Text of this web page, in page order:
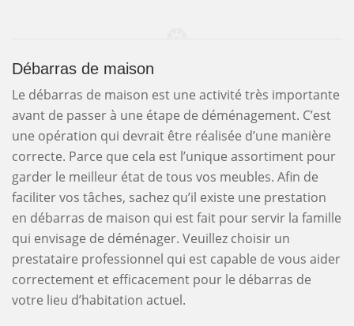
Débarras de maison
Le débarras de maison est une activité très importante
avant de passer à une étape de déménagement. C’est
une opération qui devrait être réalisée d’une manière
correcte. Parce que cela est l’unique assortiment pour
garder le meilleur état de tous vos meubles. Afin de
faciliter vos tâches, sachez qu’il existe une prestation
en débarras de maison qui est fait pour servir la famille
qui envisage de déménager. Veuillez choisir un
prestataire professionnel qui est capable de vous aider
correctement et efficacement pour le débarras de
votre lieu d’habitation actuel.